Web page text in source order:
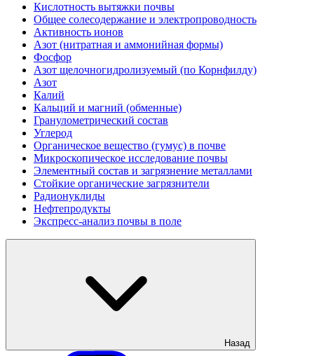
Кислотность вытяжки почвы
Общее солесодержание и электропроводность
Активность ионов
Азот (нитратная и аммонийная формы)
Фосфор
Азот щелочногидролизуемый (по Корнфилду)
Азот
Калий
Кальций и магний (обменные)
Гранулометрический состав
Углерод
Органическое вещество (гумус) в почве
Микроскопическое исследование почвы
Элементный состав и загрязнение металлами
Стойкие органические загрязнители
Радионуклиды
Нефтепродукты
Экспресс-анализ почвы в поле
Назад